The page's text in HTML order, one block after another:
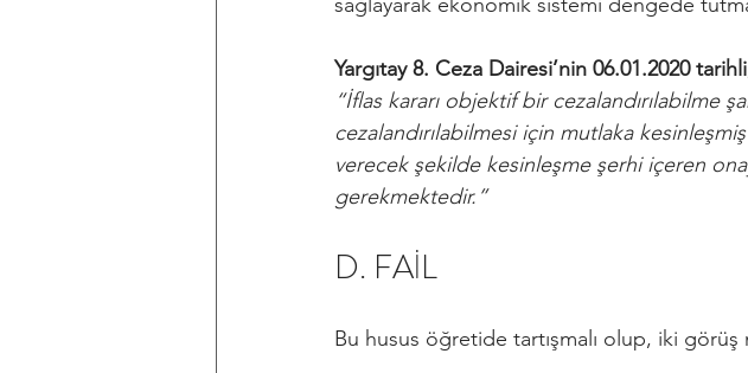
Yargıtay 8. Ceza Dairesi’nin 06.01.2020
“İflas kararı objektif bir cezalandırılabilme
cezalandırılabilmesi için mutlaka
verecek şekilde kesinleşme şerhi içeren
gerekmektedir.”
D. FAİL
Bu husus öğretide tartışmalı olup, iki görüş